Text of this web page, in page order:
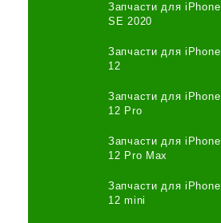
Запчасти для iPhone
SE 2020
Запчасти для iPhone
12
Запчасти для iPhone
12 Pro
Запчасти для iPhone
12 Pro Max
Запчасти для iPhone
12 mini